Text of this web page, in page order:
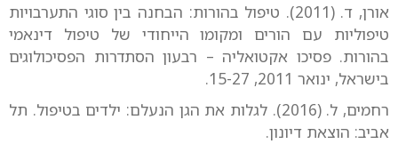
אורן, ד. (2011). טיפול בהורות: הבחנה בין סוגי התערבויות
טיפוליות עם הורים ומקומו הייחודי של טיפול דינאמי
בהורות. פסיכו אקטואליה – רבעון הסתדרות הפסיכולוגים
בישראל, ינואר 2011, 15-27.
רחמים, ל. (2016). לגלות את הגן הנעלם: ילדים בטיפול. תל
אביב: הוצאת דיונון.